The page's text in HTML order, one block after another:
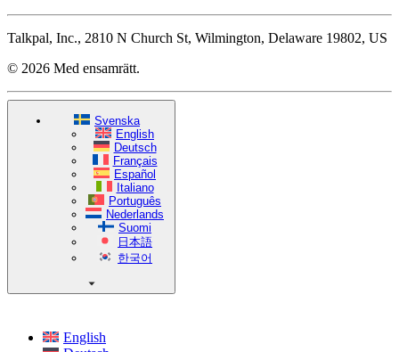
Talkpal, Inc., 2810 N Church St, Wilmington, Delaware 19802, US
© 2026 Med ensamrätt.
Svenska
English
Deutsch
Français
Español
Italiano
Português
Nederlands
Suomi
日本語
한국어
English